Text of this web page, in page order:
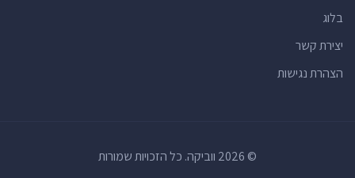
בלוג
יצירת קשר
הצהרת נגישות
© 2026 ווביקה. כל הזכויות שמורות